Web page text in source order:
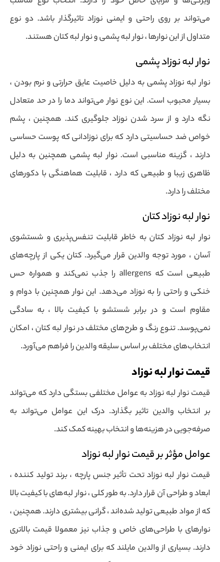
می‌تواند بر روی راحتی و ایمنی نوزاد تاثیرگذار باشد. دو نوع
متداول از این نوارها ، نوار لبه پشمی و نوار لبه کتان هستند.
نوار لبه نوزاد پشمی
نوار لبه نوزاد پشمی به دلیل خاصیت عایق حرارتی و نرم بودن ،
بسیار محبوب است. این نوع نوار می‌تواند دما را در حد متعادل
نگه دارد و از سرد شدن نوزاد جلوگیری کند. همچنین ، پشم
خواص ضد حساسیتی دارد که برای نوزادانی که پوست حساسی
دارند ، گزینه مناسبی است. نوار لبه پشمی همچنین به دلیل
ظاهری زیبا و طبیعی که دارد ، قابلیت هماهنگی با دکورهای
مختلف را دارد.
نوار لبه نوزاد کتان
نوار لبه نوزاد کتان به خاطر قابلیت تنفس‌پذیری و شستشوی
آسان ، مورد توجه والدین قرار می‌گیرد. کتان یکی از پارچه‌های
طبیعی است که allergens را جذب نمی‌کند و همواره حس
خنکی و راحتی را به نوزاد می‌دهد. این نوار همچنین با دوام و
مقاوم است و در برابر شستشو با کیفیت بالا ، به سادگی
نمی‌پوسد. تنوع رنگ و طرح‌های مختلف در نوار لبه کتان ، امکان
انتخاب‌های مختلف بر اساس سلیقه والدین را فراهم می‌آورد.
قیمت نوار لبه نوزاد
قیمت نوار لبه نوزاد به عوامل مختلفی بستگی دارد که می‌تواند
بر انتخاب والدین تاثیر بگذارد. درک این عوامل می‌تواند به
صرفه‌جویی در هزینه‌ها و انتخاب بهینه کمک کند.
عوامل مؤثر بر قیمت نوار لبه نوزاد
قیمت نوار لبه نوزاد تحت تأثیر جنس پارچه ، برند تولید کننده ،
ابعاد و طراحی آن قرار دارد. به طور کلی ، نوار لبه‌های با کیفیت بالا
که از مواد طبیعی تولید شده‌اند ، گرانی بیشتری دارند. همچنین ،
نوارهای با طراحی‌های خاص و جذاب نیز معمولا قیمت بالاتری
دارند. بسیاری از والدین مایلند که برای ایمنی و راحتی نوزاد خود